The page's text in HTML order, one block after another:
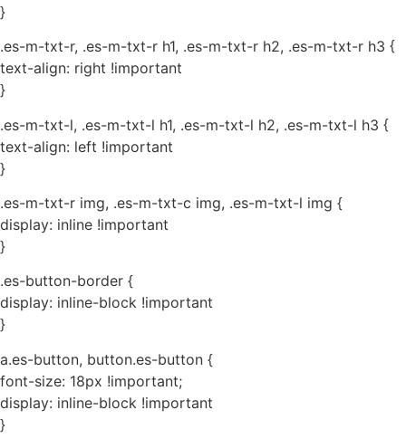
}
.es-m-txt-r, .es-m-txt-r h1, .es-m-txt-r h2, .es-m-txt-r h3 {
text-align: right !important
}
.es-m-txt-l, .es-m-txt-l h1, .es-m-txt-l h2, .es-m-txt-l h3 {
text-align: left !important
}
.es-m-txt-r img, .es-m-txt-c img, .es-m-txt-l img {
display: inline !important
}
.es-button-border {
display: inline-block !important
}
a.es-button, button.es-button {
font-size: 18px !important;
display: inline-block !important
}